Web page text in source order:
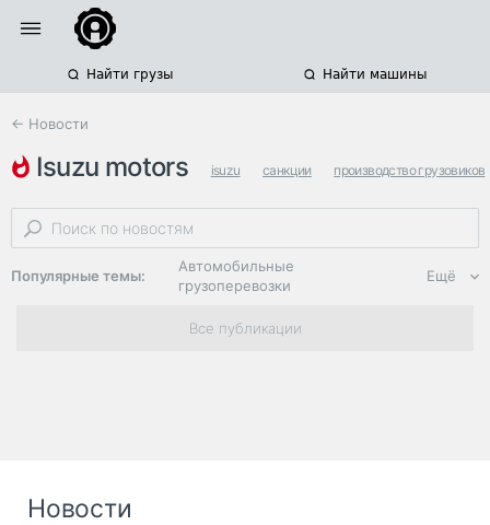
Найти грузы Найти машины
← Новости
isuzu motors isuzu санкции производство грузовиков
Популярные темы:
Автомобильные
грузоперевозки
Региональная
логистика
Ещё
Все публикации
Новости